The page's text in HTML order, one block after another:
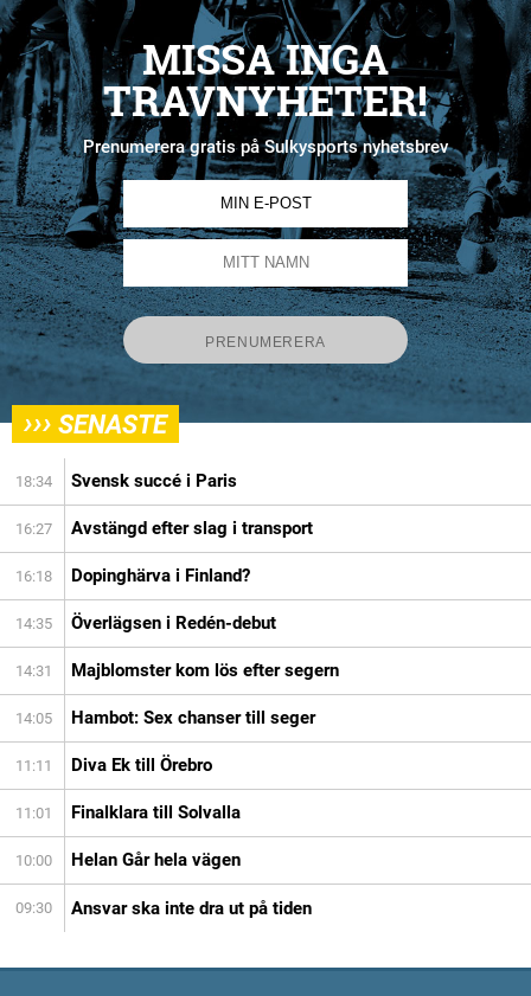
MISSA INGA
TRAVNYHETER!
Prenumerera gratis på Sulkysports nyhetsbrev
››› SENASTE
18:34 Svensk succé i Paris
16:27 Avstängd efter slag i transport
16:18 Dopinghärva i Finland?
14:35 Överlägsen i Redén-debut
14:31 Majblomster kom lös efter segern
14:05 Hambot: Sex chanser till seger
11:11 Diva Ek till Örebro
11:01 Finalklara till Solvalla
10:00 Helan Går hela vägen
09:30 Ansvar ska inte dra ut på tiden